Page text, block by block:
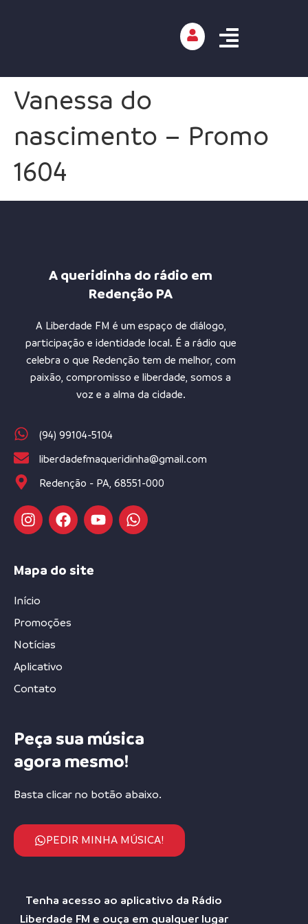
Vanessa do
nascimento – Promo
1604
A queridinha do rádio em
Redenção PA
A Liberdade FM é um espaço de diálogo,
participação e identidade local. É a rádio que
celebra o que Redenção tem de melhor, com
paixão, compromisso e liberdade, somos a
voz e a alma da cidade.
(94) 99104-5104
liberdadefmaqueridinha@gmail.com
Redenção - PA, 68551-000
Mapa do site
Início
Promoções
Notícias
Aplicativo
Contato
Peça sua música
agora mesmo!
Basta clicar no botão abaixo.
PEDIR MINHA MÚSICA!
Tenha acesso ao aplicativo da Rádio
Liberdade FM e ouça em qualquer lugar